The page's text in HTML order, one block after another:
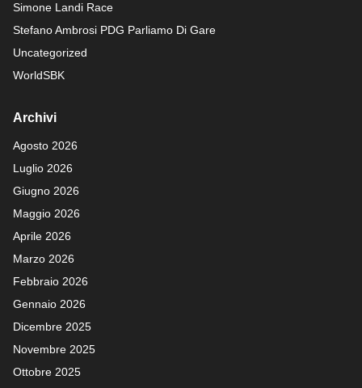
Simone Landi Race
Stefano Ambrosi PDG Parliamo Di Gare
Uncategorized
WorldSBK
Archivi
Agosto 2026
Luglio 2026
Giugno 2026
Maggio 2026
Aprile 2026
Marzo 2026
Febbraio 2026
Gennaio 2026
Dicembre 2025
Novembre 2025
Ottobre 2025